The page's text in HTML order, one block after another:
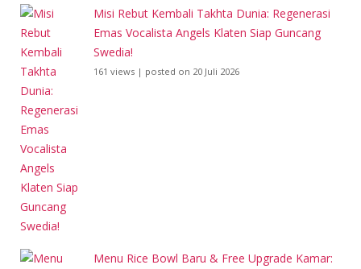
Misi Rebut Kembali Takhta Dunia: Regenerasi
Emas Vocalista Angels Klaten Siap Guncang
Swedia!
161 views | posted on 20 Juli 2026
Menu Rice Bowl Baru & Free Upgrade Kamar: